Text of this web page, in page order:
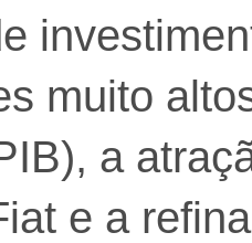
muito
a
e a